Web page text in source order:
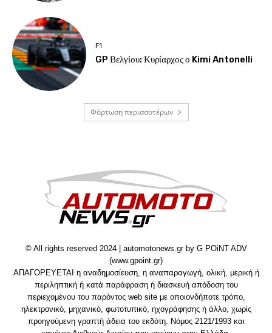
F1
GP Βελγίου: Κυρίαρχος ο Kimi Antonelli
Φόρτωση περισσοτέρων
© All rights reserved 2024 | automotonews.gr by G POiNT ADV
(www.gpoint.gr)
ΑΠΑΓΟΡΕΥΕΤΑΙ η αναδημοσίευση, η αναπαραγωγή, ολική, μερική ή
περιληπτική ή κατά παράφραση ή διασκευή απόδοση του
περιεχομένου του παρόντος web site με οποιονδήποτε τρόπο,
ηλεκτρονικό, μηχανικό, φωτοτυπικό, ηχογράφησης ή άλλο, χωρίς
προηγούμενη γραπτή άδεια του εκδότη. Νόμος 2121/1993 και